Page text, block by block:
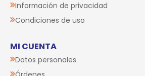
Información de privacidad
Condiciones de uso
MI CUENTA
Datos personales